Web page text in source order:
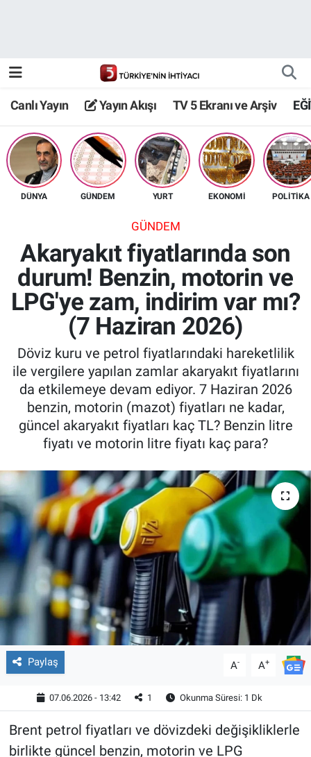
Canlı Yayın Yayın Akışı TV 5 Ekranı ve Arşiv
DÜNYA GÜNDEM YURT EKONOMİ POLİTİKA
GÜNDEM
Akaryakıt fiyatlarında son
durum! Benzin, motorin ve
LPG'ye zam, indirim var mı?
(7 Haziran 2026)
Döviz kuru ve petrol fiyatlarındaki hareketlilik
ile vergilere yapılan zamlar akaryakıt fiyatlarını
da etkilemeye devam ediyor. 7 Haziran 2026
benzin, motorin (mazot) fiyatları ne kadar,
güncel akaryakıt fiyatları kaç TL? Benzin litre
fiyatı ve motorin litre fiyatı kaç para?
Paylaş A- A+
07.06.2026 - 13:42 1 Okunma Süresi: 1 Dk
Brent petrol fiyatları ve dövizdeki değişikliklerle
birlikte güncel benzin, motorin ve LPG
TV 5 Ekranı ve Arşiv